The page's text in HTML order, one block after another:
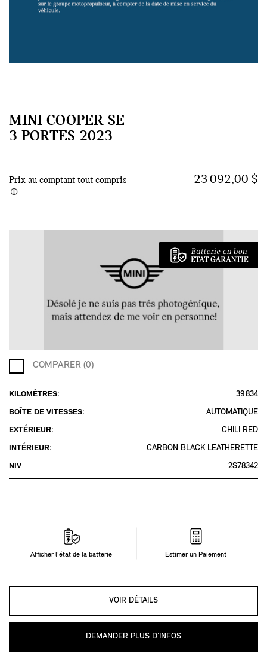
MINI COOPER SE
3 PORTES 2023
Prix au comptant tout compris 23 092,00 $
COMPARER (0)
KILOMÈTRES:
BOÎTE DE VITESSES:
EXTÉRIEUR:
INTÉRIEUR:
NIV
39 834
AUTOMATIQUE
CHILI RED
CARBON BLACK LEATHERETTE
2S78342
Afficher l'état de la batterie Estimer un Paiement
VOIR DÉTAILS
DEMANDER PLUS D’INFOS